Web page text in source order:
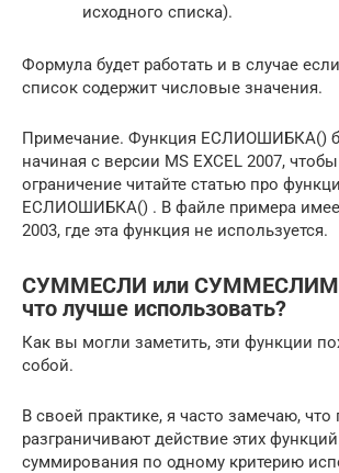
исходного списка).
Формула будет работать и в случае
список содержит числовые значения.
Примечание. Функция ЕСЛИОШИБКА()
начиная с версии MS EXCEL 2007,
ограничение читайте статью про
ЕСЛИОШИБКА() . В файле примера
2003, где эта функция не используется.
СУММЕСЛИ или
что лучше использовать?
Как вы могли заметить, эти функции
собой.
В своей практике, я часто замечаю, что
разграничивают действие этих
суммирования по одному критерию